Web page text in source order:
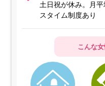
土日祝が休み。月
スタイム制度あり
こんな